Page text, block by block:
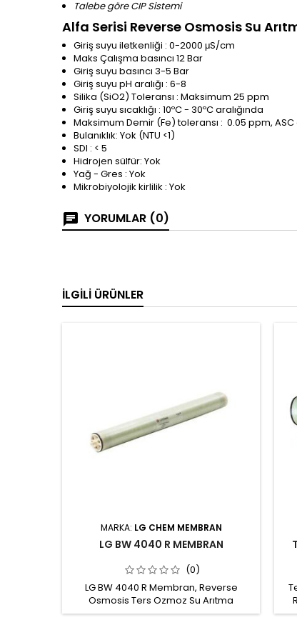
Talebe göre CIP Sistemi
Alfa Serisi Reverse Osmosis Su
Giriş suyu iletkenliği : 0-2000 μS/cm
Maks Çalışma basıncı 12 Bar
Giriş suyu basıncı 3-5 Bar
Giriş suyu pH aralığı : 6-8
Silika (SiO2) Toleransı : Maksimum 25 ppm
Giriş suyu sıcaklığı : 10ºC - 30ºC aralığında
Maksimum Demir (Fe) toleransı : 0.05 ppm,
Bulanıklık: Yok (NTU <1)
SDI : < 5
Hidrojen sülfür: Yok
Yağ - Gres : Yok
Mikrobiyolojik kirlilik : Yok
YORUMLAR (0)
İLGILI ÜRÜNLER
MARKA: LG CHEM MEMBRAN
LG BW 4040 R MEMBRAN
(0)
LG BW 4040 R Membran, Reverse
Osmosis Ters Ozmoz Su Arıtma
Sistemi için LG Chem membran düşük